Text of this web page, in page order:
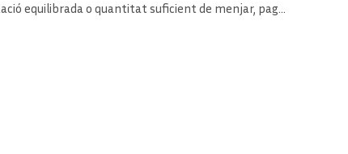
equilibrada o quantitat suficient de menjar, pagar